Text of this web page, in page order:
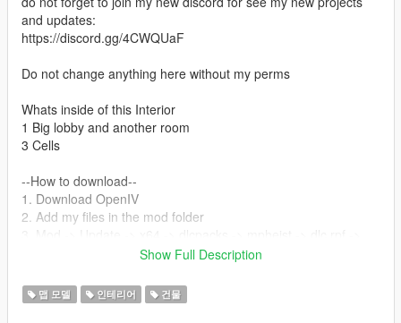
and updates:
https://discord.gg/4CWQUaF
Do not change anything here without my perms
Whats inside of this Interior
1 Big lobby and another room
3 Cells
--How to download--
1. Download OpenIV
2. Add my files in the mod folder
x64 -> levels -> gta5 -> interiors -> dlc_hei_heist_police.rpf
Video: https://streamable.com/1m32t
Show Full Description
맵 모델 인테리어 건물